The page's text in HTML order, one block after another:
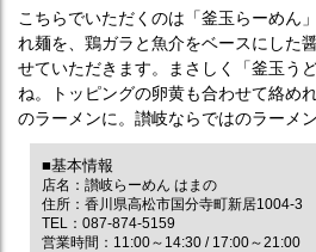
こちらでいただくのは「釜玉らーめん
れ麺を、鶏ガラと魚介をベースにした
せていただきます。まさしく「釜玉う
ね。トッピングの卵黄も合わせて絡め
のラーメンに。讃岐ならではのラーメ
■基本情報
店名：讃岐らーめん はまの
住所：香川県高松市国分寺町新居1004-3
TEL：087-874-5159
営業時間：11:00～14:30 / 17:00～21:00